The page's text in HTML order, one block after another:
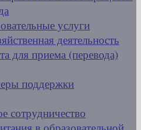
услуги
деятельность
для приема (перевода)
поддержки
сотрудничество